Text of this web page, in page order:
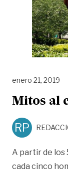
enero 21, 2019
Mitos al
RP
A partir de los
cada cinco